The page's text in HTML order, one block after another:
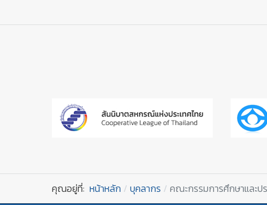
คุณอยู่ที่: หน้าหลัก บุคลากร คณะกรรมการศึกษาและป